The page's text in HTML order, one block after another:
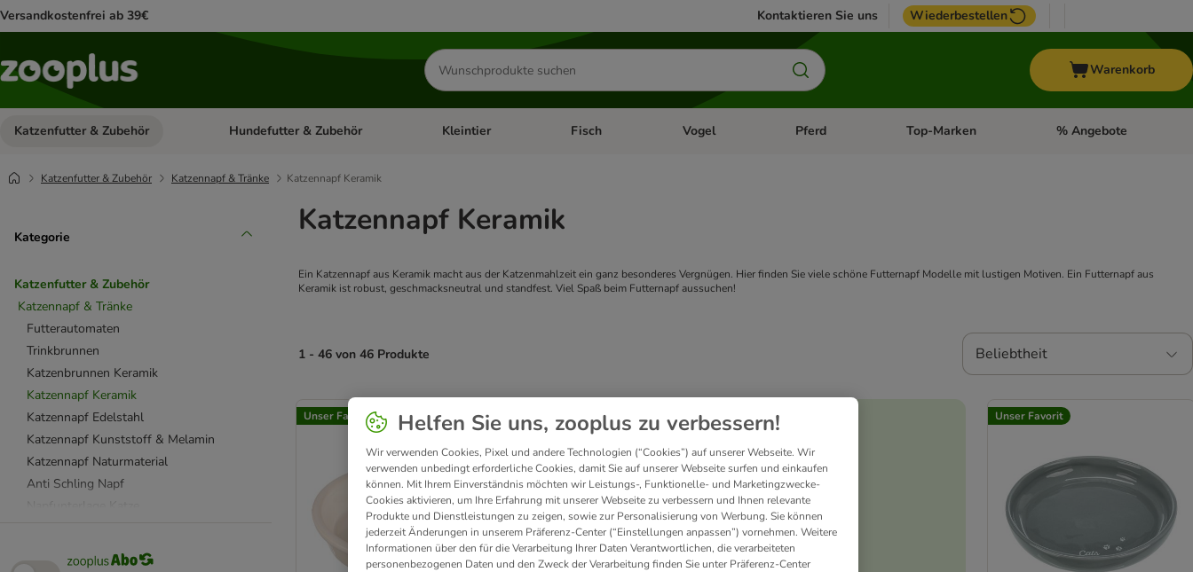
Versandkostenfrei ab 39€ Kontaktieren Sie uns Wiederbestellen
Produkte
suchen
Warenkorb
Katzenfutter & Zubehör Kategorie-Menü öffnen: Katzenfutter & Zubehör
Hundefutter & Zubehör Kategorie-Menü öffnen: Hundefutter & Zubehör
Kleintier Kategorie-Menü öffnen: Kleintier
Fisch Kategorie-Menü öffnen: Fisch
Vogel Kategorie-Menü öffnen: Vogel
Pferd Kategorie-Menü öffnen: Pferd
Top-Marken Kategorie-Menü öffnen:
% Angebote
Katzenfutter & Zubehör Katzennapf & Tränke Katzennapf Keramik
Kategorie
Katzenfutter & Zubehör
Katzennapf & Tränke
Futterautomaten
Trinkbrunnen
Katzenbrunnen Keramik
Katzennapf Keramik
Katzennapf Edelstahl
Katzennapf Kunststoff & Melamin
Katzennapf Naturmaterial
Anti Schling Napf
Katzenfutter Aufbewahrung
Katzennapf Keramik
Ein Katzennapf aus Keramik macht aus der Katzenmahlzeit ein ganz besonderes Vergnügen. Hier finden Sie viele schöne Futternapf Modelle mit lustigen Motiven. Ein Futternapf aus
Keramik ist robust, geschmacksneutral und standfest. Viel Spaß beim Futternapf aussuchen!
1 - 46 von 46 Produkte Beliebtheit
product items have been changed
Unser Favorit Unser Favorit
Helfen Sie uns, zooplus zu verbessern!
Wir verwenden Cookies, Pixel und andere Technologien (“Cookies”) auf unserer Webseite. Wir
verwenden unbedingt erforderliche Cookies, damit Sie auf unserer Webseite surfen und einkaufen
können. Mit Ihrem Einverständnis möchten wir Leistungs-, Funktionelle- und Marketingzwecke-
Cookies aktivieren, um Ihre Erfahrung mit unserer Webseite zu verbessern und Ihnen relevante
Produkte und Dienstleistungen zu zeigen, sowie zur Personalisierung von Werbung. Sie können
jederzeit Änderungen in unserem Präferenz-Center (“Einstellungen anpassen”) vornehmen. Weitere
Informationen über den für die Verarbeitung Ihrer Daten Verantwortlichen, die verarbeiteten
personenbezogenen Daten und den Zweck der Verarbeitung finden Sie unter Präferenz-Center